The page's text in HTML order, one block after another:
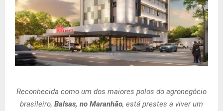
Reconhecida como um dos maiores polos do agronegócio
brasileiro, Balsas, no Maranhão, está prestes a viver um